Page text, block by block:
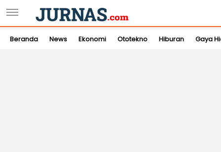
Beranda News Ekonomi Ototekno Hiburan Gaya